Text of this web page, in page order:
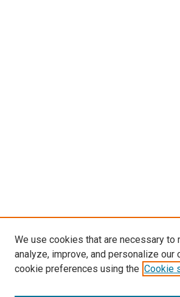
We use cookies that are necessary
analyze, improve, and personalize our
cookie preferences using the Cookie